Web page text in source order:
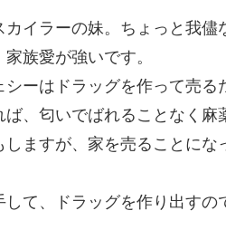
イラーの妹。ちょっと我
族愛が強いです。
シーはドラッグを作って売
、匂いでばれることなく
ますが、家を売ることに
して、ドラッグを作り出す